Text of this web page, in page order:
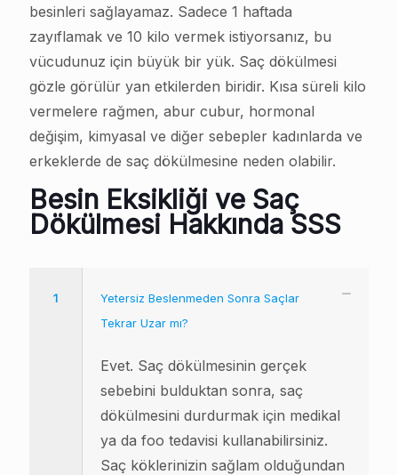
besinleri sağlayamaz. Sadece 1 haftada
zayıflamak ve 10 kilo vermek istiyorsanız, bu
vücudunuz için büyük bir yük. Saç dökülmesi
gözle görülür yan etkilerden biridir. Kısa süreli kilo
vermelere rağmen, abur cubur, hormonal
değişim, kimyasal ve diğer sebepler kadınlarda ve
erkeklerde de saç dökülmesine neden olabilir.
Besin Eksikliği ve Saç
Dökülmesi Hakkında SSS
1
Yetersiz Beslenmeden Sonra Saçlar
Tekrar Uzar mı?
Evet. Saç dökülmesinin gerçek
sebebini bulduktan sonra, saç
dökülmesini durdurmak için medikal
ya da foo tedavisi kullanabilirsiniz.
Saç köklerinizin sağlam olduğundan